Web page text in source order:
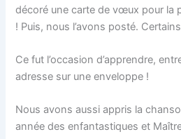
décoré une carte de vœux pour la
! Puis, nous l’avons posté.
Ce fut l’occasion d’apprendre,
adresse sur une enveloppe !
Nous avons aussi appris la
année des enfantastiques et